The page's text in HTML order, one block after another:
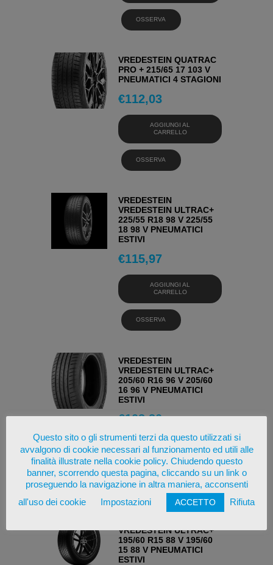
OSSERVA
VREDESTEIN QUATRAC
PRO + 215/65 17 103 V
PNEUMATICI 4 STAGIONI
€112,03
AGGIUNGI AL
CARRELLO
OSSERVA
VREDESTEIN
VREDESTEIN ULTRAC+
225/55 R18 98 V 225/55
18 98 V PNEUMATICI
ESTIVI
€115,97
AGGIUNGI AL
CARRELLO
OSSERVA
VREDESTEIN
VREDESTEIN ULTRAC+
205/60 R16 96 V 205/60
16 96 V PNEUMATICI
ESTIVI
€103,30
AGGIUNGI AL
CARRELLO
OSSERVA
VREDESTEIN ULTRAC+
195/60 R15 88 V 195/60
15 88 V PNEUMATICI
ESTIVI
Questo sito o gli strumenti terzi da questo utilizzati si
avvalgono di cookie necessari al funzionamento ed utili alle
finalità illustrate nella cookie policy. Chiudendo questo
banner, scorrendo questa pagina, cliccando su un link o
proseguendo la navigazione in altra maniera, acconsenti
all'uso dei cookie
Impostazioni ACCETTO Rifiuta